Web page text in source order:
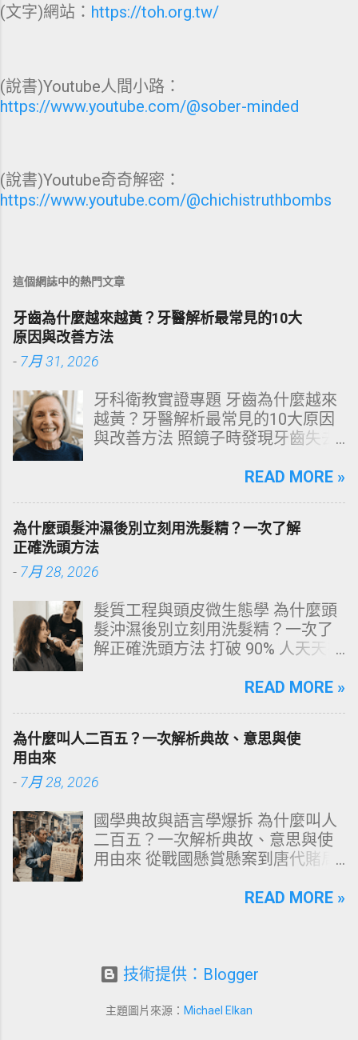
(文字)網站： https://toh.org.tw/
(說書)Youtube人間小路：
https://www.youtube.com/@sober-minded
(說書)Youtube奇奇解密：
https://www.youtube.com/@chichistruthbombs
這個網誌中的熱門文章
牙齒為什麼越來越黃？牙醫解析最常見的10大
原因與改善方法
- 7月 31, 2026
牙科衛教實證專題 牙齒為什麼越來
越黃？牙醫解析最常見的10大原因
與改善方法 照鏡子時發現牙齒失去
文由專業牙科思維出發，深度剖析
改善與美白對策。 📋 文章快速導覽
目錄 一、 牙齒顏色的生物學本質：
琺瑯質與象牙質 二、 牙齒變黃的10
源性變色的自我檢視 四、 5大專業
牙醫美白療程評估與比較 五、 避坑
指南：破除3大網路美白偏方迷思
理策略 一、 牙齒顏色的生物學本
何泛黃，首先必須釐清牙齒的硬組
織構造。牙齒最外層是由高度鈣化
（Enamel，又稱牙釉質） ，而包裹
質（Dentin，又稱牙本質） 。 💡 生
理學核心觀念 健康自然的牙齒本來
就不是純白色。琺瑯質越半透明，
出來。當琺瑯質因磨損變薄、或是
全雪白的牙齒多半經過人工美白處
黃、褐色甚至灰斑時，往往代表著
READ MORE »
為什麼頭髮沖濕後別立刻用洗髮精？一次了解
正確洗頭方法
- 7月 28, 2026
髮質工程與頭皮微生態學 為什麼頭
髮沖濕後別立刻用洗髮精？一次了
解正確洗頭方法 打破 90% 人天天在
構化思維，拆解頭皮清潔的物理與
天天洗頭，頭皮卻依然半天就出
數人的頭皮問題，並不是洗髮精買
了」。當你蓮蓬頭剛淋濕頭髮，下
一秒就把濃縮洗髮精直接抹在頭皮
上時，你已經親手觸發了一連串破
過嚴密的邏輯分析，為你解構正確
二、 關鍵核心：「預洗（Pre-
輯 三、 高效演算法：NT策略家的
READ MORE »
為什麼叫人二百五？一次解析典故、意思與使
用由來
- 7月 28, 2026
國學典故與語言學爆拆 為什麼叫人
二百五？一次解析典故、意思與使
用由來 從戰國懸賞懸案到唐代賭局
常用語。一次拆解歷史真相、心理
一、「二百五」的核心意思與語境
與千金賞金 三、典故二：古代貨幣
READ MORE »
技術提供：Blogger
主題圖片來源： Michael Elkan